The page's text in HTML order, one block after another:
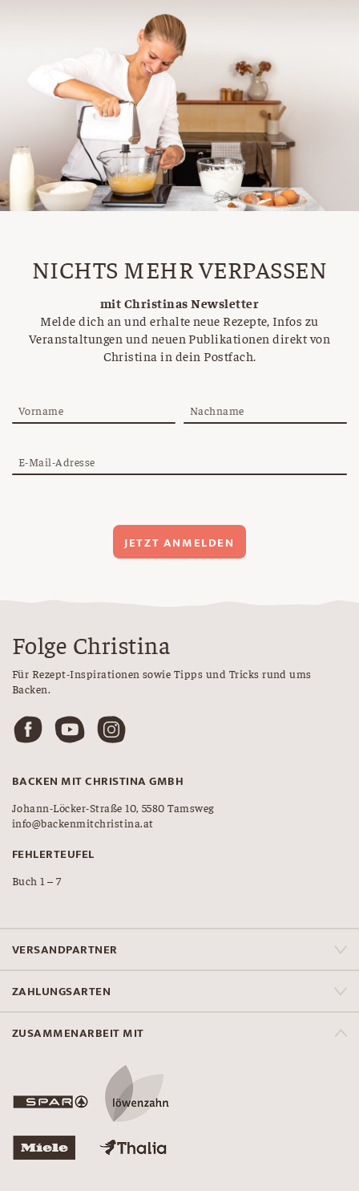
NICHTS MEHR VERPASSEN
mit Christinas Newsletter
Melde dich an und erhalte neue Rezepte, Infos zu
Veranstaltungen und neuen Publikationen direkt von
Christina in dein Postfach.
Vorname Nachname
E-Mail-Adresse
JETZT ANMELDEN
Folge Christina
Für Rezept-Inspirationen sowie Tipps und Tricks rund ums
Backen.
BACKEN MIT CHRISTINA GMBH
Johann-Löcker-Straße 10, 5580 Tamsweg
info@backenmitchristina.at
FEHLERTEUFEL
Buch 1 – 7
VERSANDPARTNER
ZAHLUNGSARTEN
ZUSAMMENARBEIT MIT